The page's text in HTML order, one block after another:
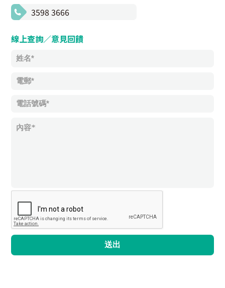
3598 3666
線上查詢／意見回饋
送出